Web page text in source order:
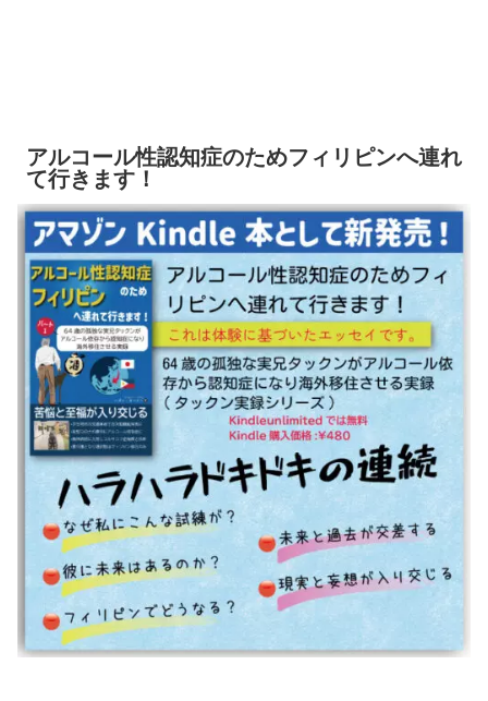
アルコール性認知症のためフィリピンへ連れ
て行きます！